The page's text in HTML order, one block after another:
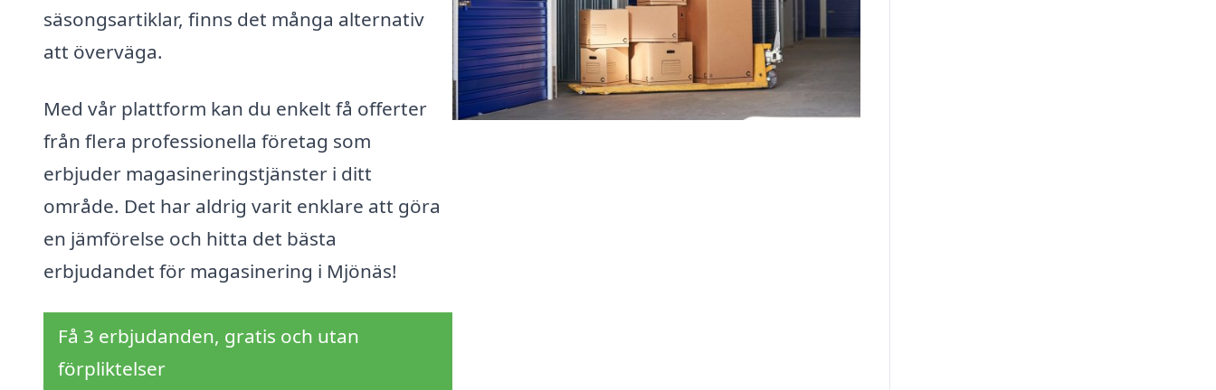
säsongsartiklar, finns det många alternativ
att överväga.
Med vår plattform kan du enkelt få offerter
från flera professionella företag som
erbjuder magasineringstjänster i ditt
område. Det har aldrig varit enklare att göra
en jämförelse och hitta det bästa
erbjudandet för magasinering i Mjönäs!
Få 3 erbjudanden, gratis och utan
förpliktelser